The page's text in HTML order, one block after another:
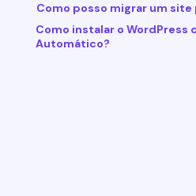
Como posso migrar um site
Como instalar o WordPress
Automático?